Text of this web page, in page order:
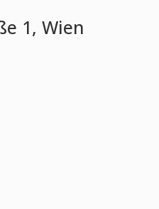
1, Wien